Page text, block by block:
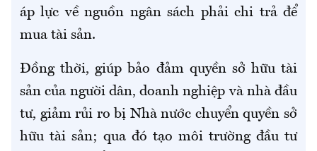
áp lực về nguồn ngân sách phải chi trả để
mua tài sản.
Đồng thời, giúp bảo đảm quyền sở hữu tài
sản của người dân, doanh nghiệp và nhà đầu
tư, giảm rủi ro bị Nhà nước chuyển quyền sở
hữu tài sản; qua đó tạo môi trường đầu tư